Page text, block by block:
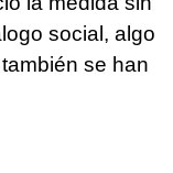
social, algo
se han